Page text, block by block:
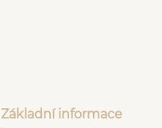
Základní informace